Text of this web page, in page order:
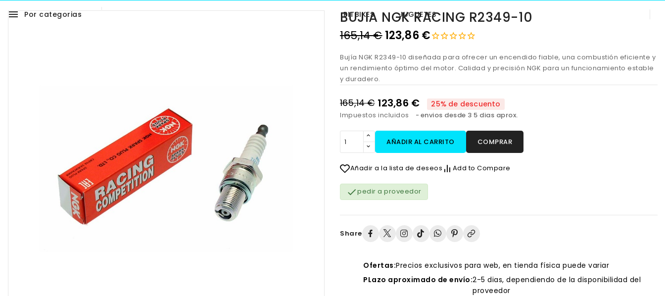
menu Por categorias Adhesivos RECAMBIOS EQUIPACION PITBIKES JUGUETES
-25%
BUJIA NGK RACING R2349-10
165,14 € 123,86 €
Bujía NGK R2349-10 diseñada para ofrecer un encendido fiable, una combustión eficiente y
un rendimiento óptimo del motor. Calidad y precisión NGK para un funcionamiento estable
y duradero.
165,14 € 123,86 € 25% de descuento
Impuestos incluidos envios desde 3 5 dias aprox.
AÑADIR AL CARRITO COMPRAR
Añadir a la lista de deseos Add to Compare
pedir a proveedor
Share
Ofertas:Precios exclusivos para web, en tienda física puede variar
PLazo aproximado de envío:2-5 dias, dependiendo de la disponibilidad del
proveedor